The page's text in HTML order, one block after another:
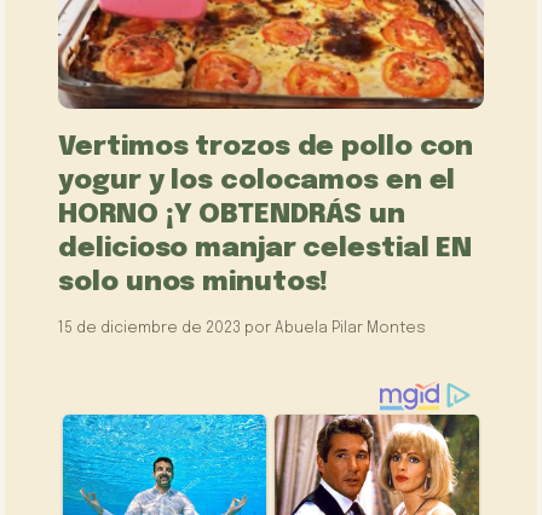
Vertimos trozos de pollo con
yogur y los colocamos en el
HORNO ¡Y OBTENDRÁS un
delicioso manjar celestial EN
solo unos minutos!
15 de diciembre de 2023 porAbuela Pilar Montes